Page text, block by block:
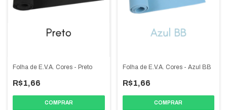
Folha de E.V.A. Cores - Preto
R$1,66
COMPRAR
Folha de E.V.A. Cores - Azul BB
R$1,66
COMPRAR